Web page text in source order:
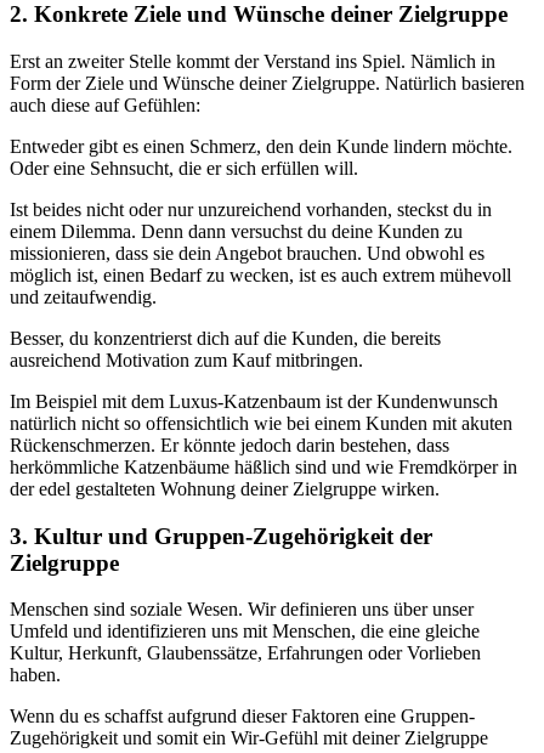
2. Konkrete Ziele und Wünsche deiner Zielgruppe
Erst an zweiter Stelle kommt der Verstand ins Spiel. Nämlich in
Form der Ziele und Wünsche deiner Zielgruppe. Natürlich basieren
auch diese auf Gefühlen:
Entweder gibt es einen Schmerz, den dein Kunde lindern möchte.
Oder eine Sehnsucht, die er sich erfüllen will.
Ist beides nicht oder nur unzureichend vorhanden, steckst du in
einem Dilemma. Denn dann versuchst du deine Kunden zu
missionieren, dass sie dein Angebot brauchen. Und obwohl es
möglich ist, einen Bedarf zu wecken, ist es auch extrem mühevoll
und zeitaufwendig.
Besser, du konzentrierst dich auf die Kunden, die bereits
ausreichend Motivation zum Kauf mitbringen.
Im Beispiel mit dem Luxus-Katzenbaum ist der Kundenwunsch
natürlich nicht so offensichtlich wie bei einem Kunden mit akuten
Rückenschmerzen. Er könnte jedoch darin bestehen, dass
herkömmliche Katzenbäume häßlich sind und wie Fremdkörper in
der edel gestalteten Wohnung deiner Zielgruppe wirken.
3. Kultur und Gruppen-Zugehörigkeit der
Zielgruppe
Menschen sind soziale Wesen. Wir definieren uns über unser
Umfeld und identifizieren uns mit Menschen, die eine gleiche
Kultur, Herkunft, Glaubenssätze, Erfahrungen oder Vorlieben
haben.
Wenn du es schaffst aufgrund dieser Faktoren eine Gruppen-
Zugehörigkeit und somit ein Wir-Gefühl mit deiner Zielgruppe